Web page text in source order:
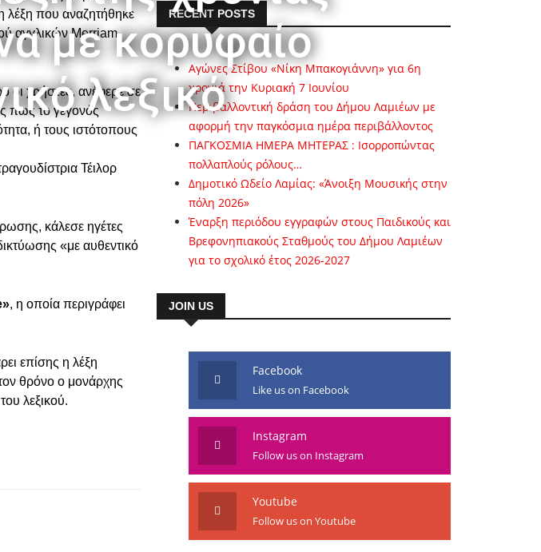
με κορυφαίο
λεξικό
λέξη που αναζητήθηκε
αγγλικών Merriam-
οι χρήστες, ανέφερε σε
πως το γεγονός
ή τους ιστότοπους
Τέιλορ
κάλεσε ηγέτες
«με αυθεντικό
, η οποία περιγράφει
επίσης η λέξη
θρόνο ο μονάρχης
λεξικού.
RECENT POSTS
Αγώνες Στίβου «Νίκη Μπακογιάννη» για 6η
χρονιά την Κυριακή 7 Ιουνίου
Περιβαλλοντική δράση του Δήμου Λαμιέων με
αφορμή την παγκόσμια ημέρα περιβάλλοντος
ΠΑΓΚΟΣΜΙΑ ΗΜΕΡΑ ΜΗΤΕΡΑΣ : Ισορροπώντας
πολλαπλούς ρόλους…
Δημοτικό Ωδείο Λαμίας: «Άνοιξη Μουσικής στην
πόλη 2026»
Έναρξη περιόδου εγγραφών στους Παιδικούς και
Βρεφονηπιακούς Σταθμούς του Δήμου Λαμιέων
για το σχολικό έτος 2026-2027
JOIN US
Facebook
Like us on Facebook
Instagram
Follow us on Instagram
Youtube
Follow us on Youtube